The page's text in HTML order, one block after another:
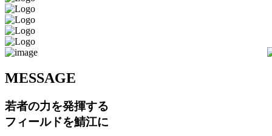
MESSAGE
若者の力を発揮する
フィールドを鯖江に